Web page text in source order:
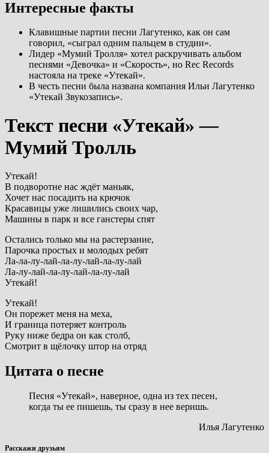
Интересные факты
Клавишные партии песни Лагутенко, как он сам
говорил, «сыграл одним пальцем в студии».
Лидер «Мумий Тролля» хотел раскручивать альбом
песнями «Девочка» и «Скорость», но Rec Records
настояла на треке «Утекай».
В честь песни была названа компания Ильи Лагутенко
«Утекай Звукозапись».
Текст песни «Утекай» —
Мумий Тролль
Утекай!
В подворотне нас ждёт маньяк,
Хочет нас посадить на крючок
Красавицы уже лишились своих чар,
Машины в парк и все ганстеры спят
Остались только мы на растерзание,
Парочка простых и молодых ребят
Ла-ла-лу-лай-ла-лу-лай-ла-лу-лай
Ла-лу-лай-ла-лу-лай-ла-лу-лай
Утекай!
Утекай!
Он порежет меня на меха,
И граница потеряет контроль
Руку ниже бедра он как столб,
Смотрит в щёлочку штор на отряд
Цитата о песне
Песня «Утекай», наверное, одна из тех песен,
когда ты ее пишешь, ты сразу в нее веришь.
Илья Лагутенко
Расскажи друзьям